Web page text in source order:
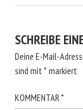
SCHREIBE
Deine E-Mail-
sind mit*markiert
KOMMENTAR*